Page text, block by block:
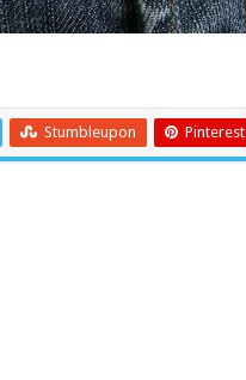
Stumbleupon Pinterest